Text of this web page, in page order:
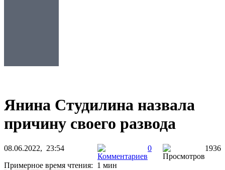
Янина Студилина назвала
причину своего развода
08.06.2022, 23:54 0
1936
Примерное время чтения: 1 мин